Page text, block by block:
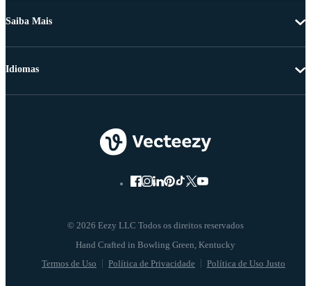
Saiba Mais
© 2026 Eezy LLC Todos os direitos reservados
Termos de Uso Política de Privacidade Política de Uso Justo
Idiomas